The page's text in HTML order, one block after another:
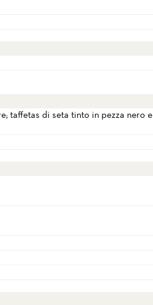
taffetas di seta tinto in pezza nero e